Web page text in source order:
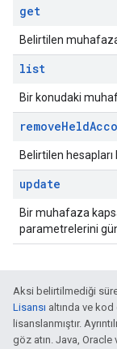
get
Belirtilen
list
Bir konudaki
removeHeld
Belirtilen hesapları
update
Bir muhafaza
parametrelerini
Aksi belirtilmediği
Lisansı altında ve
lisanslanmıştır.
göz atın. Java, Oracle